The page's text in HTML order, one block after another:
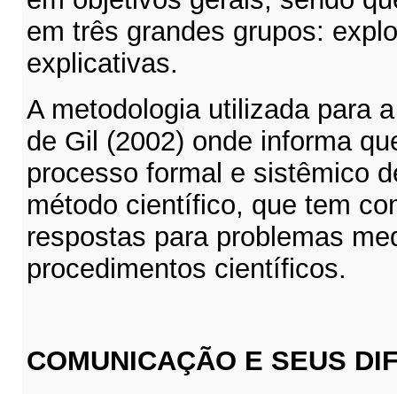
em três grandes grupos:
explicativas.
A metodologia utilizada para
de Gil (2002) onde informa
processo formal e sistêmico
método científico, que tem
respostas para problemas
procedimentos científicos.
COMUNICAÇÃO E SEUS